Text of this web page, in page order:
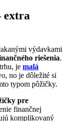
extra
výdavkami
riešenia.
je malá
no je dôležité si
typom pôžičky.
pre
finančnej
komplikovaný